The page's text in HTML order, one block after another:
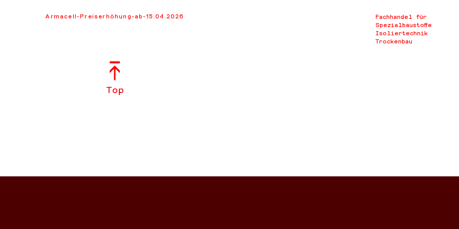
Armacell-Preiserhöhung-ab-15.04.2026
Fachhandel für
Spezialbaustoffe
Isoliertechnik
Trockenbau
Top